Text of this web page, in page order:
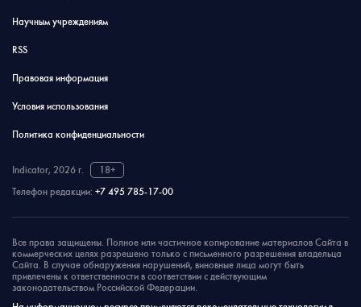
Научным учреждениям
RSS
Правовая информация
Условия использования
Политика конфиденциальности
Indicator, 2026 г.
18+
Телефон редакции: +7 495 785-17-00
Все права защищены. Полное или частичное копирование материалов Сайта в
коммерческих целях разрешено только с письменного разрешения владельца
Сайта. В случае обнаружения нарушений, виновные лица могут быть
привлечены к ответственности в соответствии с действующим
законодательством Российской Федерации.